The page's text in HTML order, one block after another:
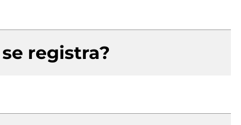
registra?